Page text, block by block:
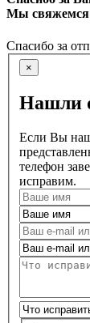
Мы свяжемся
Спасибо за
×
Нашли
Если Вы
телефон
исправим.